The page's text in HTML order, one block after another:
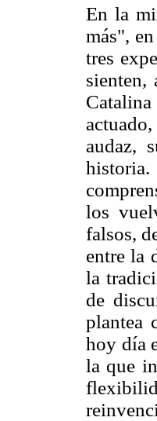
En la
más",
tres
sienten,
audaz,
historia.
los
falsos,
entre la
la
de
plantea
hoy día
la que